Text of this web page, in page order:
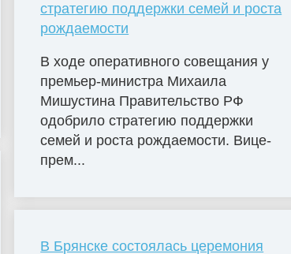
стратегию поддержки семей и роста
рождаемости
В ходе оперативного совещания у
премьер-министра Михаила
Мишустина Правительство РФ
одобрило стратегию поддержки
семей и роста рождаемости. Вице-
прем...
В Брянске состоялась церемония